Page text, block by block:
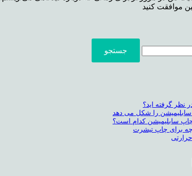
موافقت کنید
در نظر گرفته اید؟
سابلیمیشن کدام است؟
برای چاپ تیشرت